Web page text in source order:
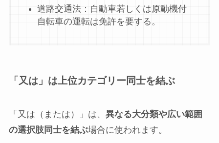
道路交通法：自動車若しくは原動機付
自転車の運転は免許を要する。
「又は」は上位カテゴリー同士を結ぶ
「又は（または）」は、 異なる大分類や広い範囲
の選択肢同士を結ぶ場合に使われます。